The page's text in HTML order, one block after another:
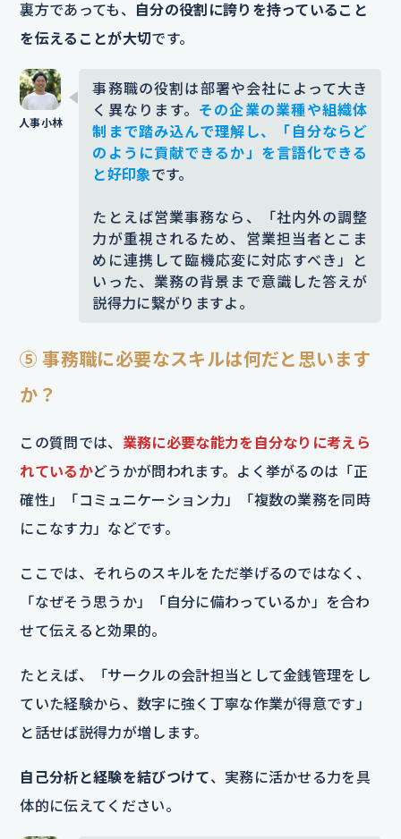
裏方であっても、
自分の役割に誇りを持っていること
を伝えることが大切です。
事務職の役割は部署や会社によって大き
く異なります。 その企業の業種や組織体
制まで踏み込んで理解し、「自分ならど
のように貢献できるか」を言語化できる
と好印象です。
たとえば営業事務なら、「社内外の調整
力が重視されるため、営業担当者とこま
めに連携して臨機応変に対応すべき」と
いった、業務の背景まで意識した答えが
説得力に繋がりますよ。
⑤ 事務職に必要なスキルは何だと思います
か？
この質問では、 業務に必要な能力を自分なりに考えら
れているかどうかが問われます。よく挙がるのは「正
確性」「コミュニケーション力」「複数の業務を同時
にこなす力」などです。
ここでは、それらのスキルをただ挙げるのではなく、
「なぜそう思うか」「自分に備わっているか」を合わ
せて伝えると効果的。
たとえば、「サークルの会計担当として金銭管理をし
ていた経験から、数字に強く丁寧な作業が得意です」
と話せば説得力が増します。
自己分析と経験を結びつけて、実務に活かせる力を具
体的に伝えてください。